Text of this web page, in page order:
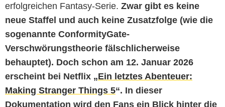
erfolgreichen Fantasy-Serie. Zwar gibt es keine
neue Staffel und auch keine Zusatzfolge (wie die
sogenannte ConformityGate-
Verschwörungstheorie fälschlicherweise
behauptet). Doch schon am 12. Januar 2026
erscheint bei Netflix „Ein letztes Abenteuer:
Making Stranger Things 5“. In dieser
Dokumentation wird den Fans ein Blick hinter die